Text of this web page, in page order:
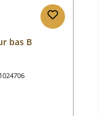
bas B